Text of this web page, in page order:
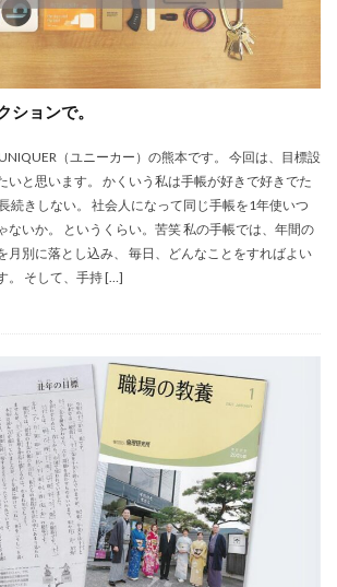
ションで。
（ユニーカー）の熊本です。 今回は、目標設
いと思います。 かくいう私は手帳が好きで好きでた
続きしない。 社会人になって同じ手帳を1年使いつ
ないか。 というくらい。苦笑 私の手帳では、年間の
月別に落とし込み、 毎日、どんなことをすればよい
。 そして、手持 […]